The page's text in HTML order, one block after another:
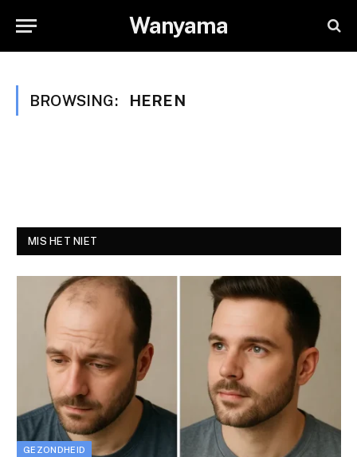
Wanyama
BROWSING: HEREN
MIS HET NIET
GEZONDHEID